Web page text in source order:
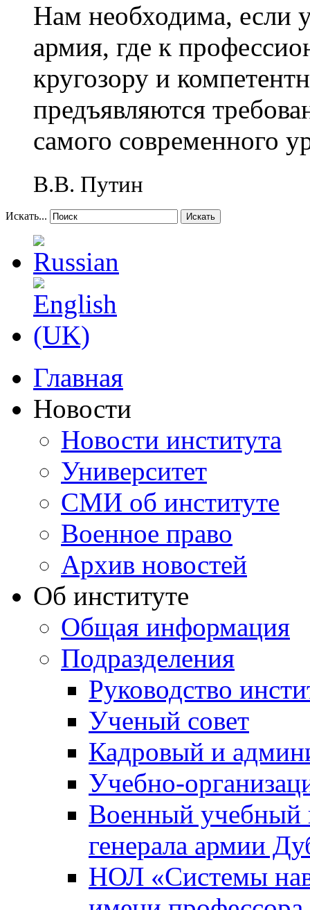
Нам необходима, если
армия, где к
кругозору и
предъявляются
самого современного
В.В. Путин
Искать... Искать
Главная
Новости
Новости института
Университет
СМИ об институте
Военное право
Архив новостей
Об институте
Общая информация
Подразделения
Руководство
Ученый совет
Кадровый и
Учебно-
Военный учебный
генерала армии
НОЛ «Системы